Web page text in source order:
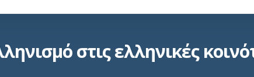
στις ελληνικές